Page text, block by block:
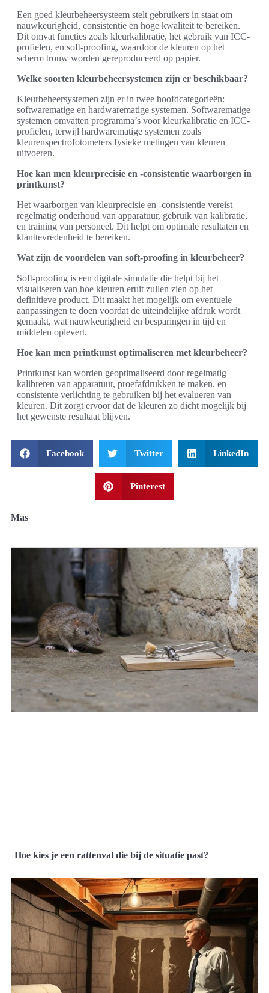
Een goed kleurbeheersysteem stelt gebruikers in staat om
nauwkeurigheid, consistentie en hoge kwaliteit te bereiken.
Dit omvat functies zoals kleurkalibratie, het gebruik van ICC-
profielen, en soft-proofing, waardoor de kleuren op het
scherm trouw worden gereproduceerd op papier.
Welke soorten kleurbeheersystemen zijn er beschikbaar?
Kleurbeheersystemen zijn er in twee hoofdcategorieën:
softwarematige en hardwarematige systemen. Softwarematige
systemen omvatten programma’s voor kleurkalibratie en ICC-
profielen, terwijl hardwarematige systemen zoals
kleurenspectrofotometers fysieke metingen van kleuren
uitvoeren.
Hoe kan men kleurprecisie en -consistentie waarborgen in
printkunst?
Het waarborgen van kleurprecisie en -consistentie vereist
regelmatig onderhoud van apparatuur, gebruik van kalibratie,
en training van personeel. Dit helpt om optimale resultaten en
klanttevredenheid te bereiken.
Wat zijn de voordelen van soft-proofing in kleurbeheer?
Soft-proofing is een digitale simulatie die helpt bij het
visualiseren van hoe kleuren eruit zullen zien op het
definitieve product. Dit maakt het mogelijk om eventuele
aanpassingen te doen voordat de uiteindelijke afdruk wordt
gemaakt, wat nauwkeurigheid en besparingen in tijd en
middelen oplevert.
Hoe kan men printkunst optimaliseren met kleurbeheer?
Printkunst kan worden geoptimaliseerd door regelmatig
kalibreren van apparatuur, proefafdrukken te maken, en
consistente verlichting te gebruiken bij het evalueren van
kleuren. Dit zorgt ervoor dat de kleuren zo dicht mogelijk bij
het gewenste resultaat blijven.
Facebook Twitter LinkedIn
Pinterest
Mas
Hoe kies je een rattenval die bij de situatie past?